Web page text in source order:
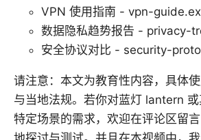
VPN 使用指南 - vpn-
数据隐私趋势报告 - privacy-
安全协议对比 - security-
请注意：本文为教育性内容，具体
与当地法规。若你对蓝灯 lantern
特定场景的需求，欢迎在评论区留